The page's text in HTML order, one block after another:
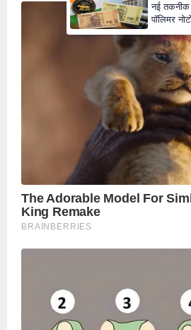
नई तकनीक
पॉलिमर
₹10 और
Manch